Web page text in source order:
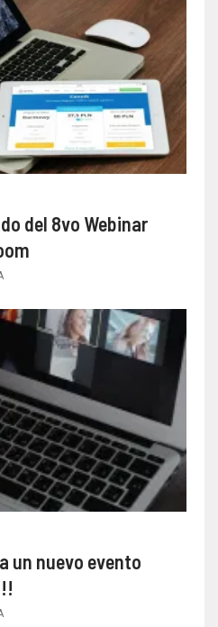
del 8vo Webinar
un nuevo evento